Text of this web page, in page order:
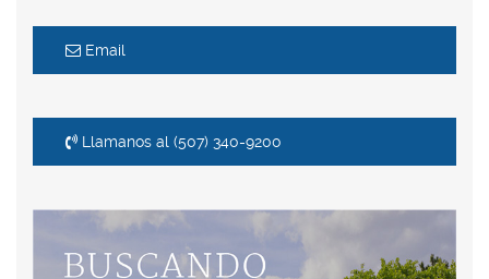
Email
Llamanos al (507) 340-9200